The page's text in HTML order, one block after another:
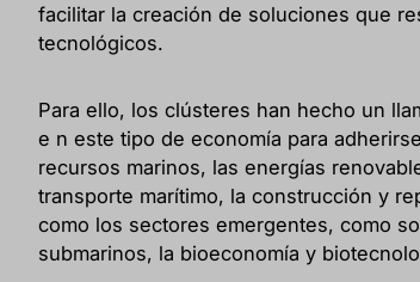
facilitar la creación de soluciones que
tecnológicos.
Para ello, los clústeres han hecho un
e n este tipo de economía para
recursos marinos, las energías
transporte marítimo, la construcción y
como los sectores emergentes, como
submarinos, la bioeconomía y